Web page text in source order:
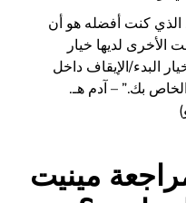
الذي كنت أفضله هو أن
الأخرى لديها خيار
البدء/الإيقاف داخل
بك.” – آدم هـ.
مينيت